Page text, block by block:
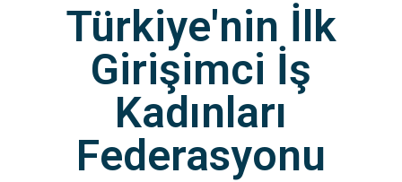
Türkiye'nin İlk
Girişimci İş
Kadınları
Federasyonu